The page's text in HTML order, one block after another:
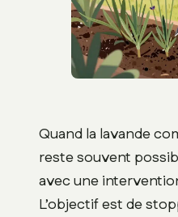
Quand la lavande
reste souvent
avec une
L’objectif est de